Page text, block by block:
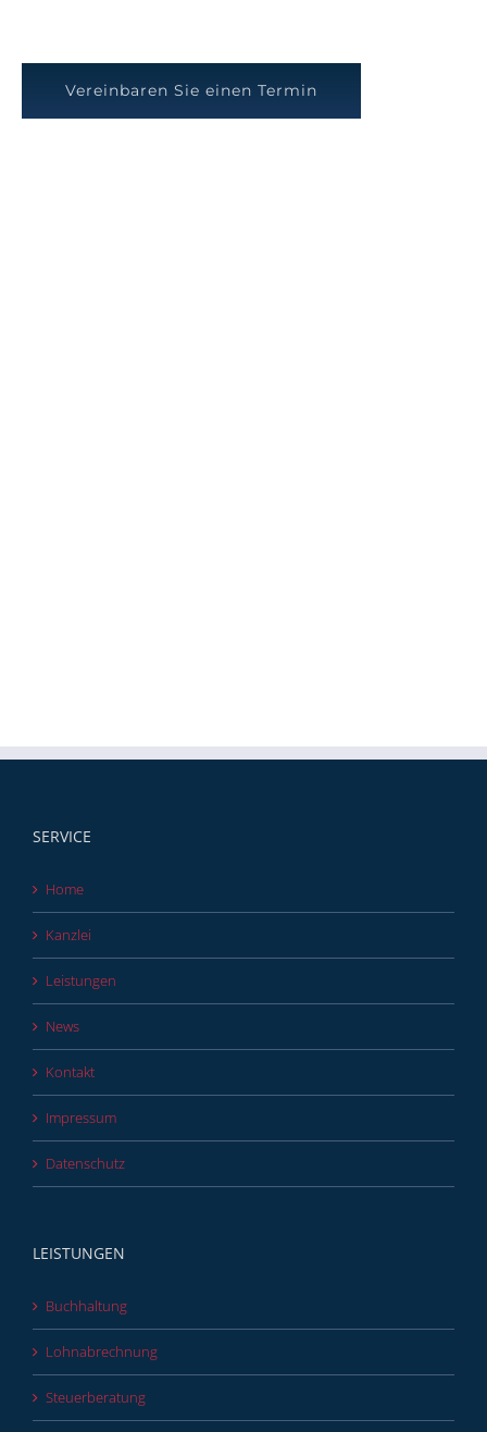
Vereinbaren Sie einen Termin
SERVICE
Home
Kanzlei
Leistungen
News
Kontakt
Impressum
Datenschutz
LEISTUNGEN
Buchhaltung
Lohnabrechnung
Steuerberatung